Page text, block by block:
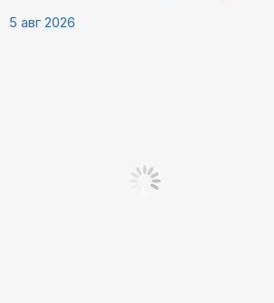
5 авг 2026